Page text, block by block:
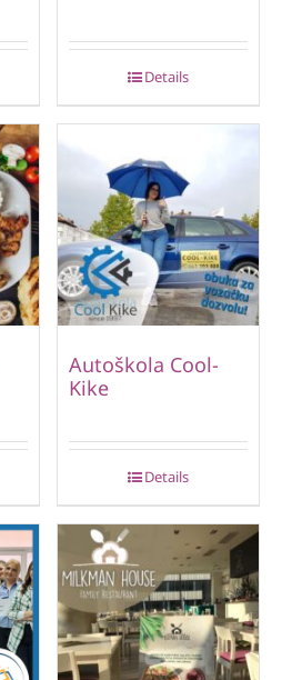
Details
Autoškola Cool-
Kike
Details